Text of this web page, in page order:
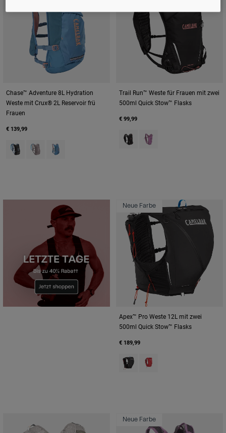
Chase™ Adventure 8L Hydration
Weste mit Crux® 2L Reservoir frü
Frauen
€ 139,99
Product swatch type of Black/Iris.
Product swatch type of Purple Dove.
Product swatch type of Teal.
Trail Run™ Weste für Frauen mit zwei
500ml Quick Stow™ Flasks
€ 99,99
Product swatch type of Black.
Product swatch type of
Neue Farbe
Apex™ Pro Weste 12L mit zwei
500ml Quick Stow™ Flasks
€ 189,99
Product swatch type of Black.
Product swatch type of
Neue Farbe